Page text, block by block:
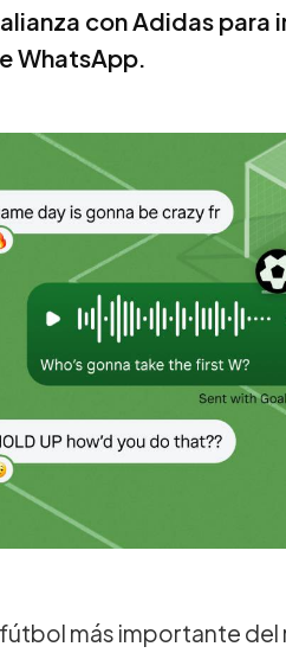
con Adidas para
WhatsApp.
más importante del